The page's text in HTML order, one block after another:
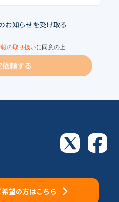
お知らせを受け取る
の取り扱いに同意の上
依頼する
望の方はこちら